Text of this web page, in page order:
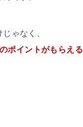
ゃなく、
ポイントがもらえる